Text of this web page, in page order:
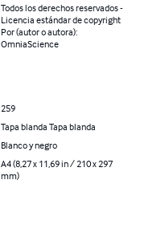
Todos los derechos reservados -
Licencia estándar de copyright
Por (autor o autora):
OmniaScience
259
Tapa blanda Tapa blanda
Blanco y negro
A4 (8,27 x 11,69 in / 210 x 297
mm)